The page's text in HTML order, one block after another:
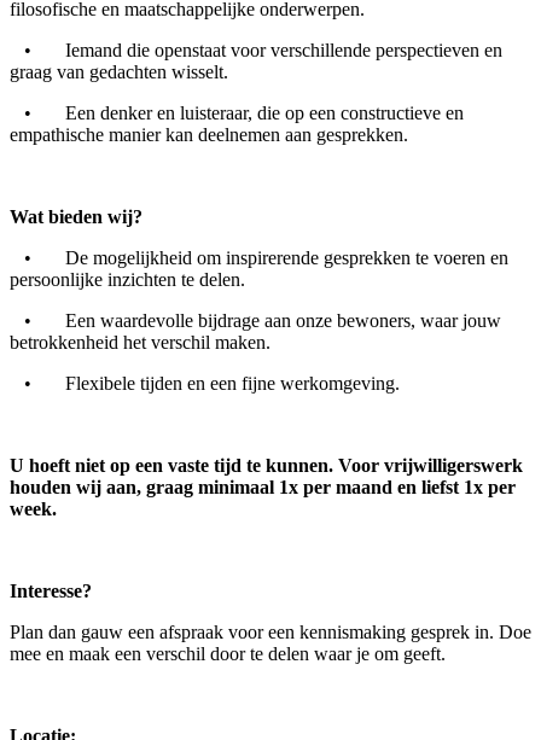
filosofische en maatschappelijke onderwerpen.
• Iemand die openstaat voor verschillende perspectieven en
graag van gedachten wisselt.
• Een denker en luisteraar, die op een constructieve en
empathische manier kan deelnemen aan gesprekken.
Wat bieden wij?
• De mogelijkheid om inspirerende gesprekken te voeren en
persoonlijke inzichten te delen.
• Een waardevolle bijdrage aan onze bewoners, waar jouw
betrokkenheid het verschil maken.
• Flexibele tijden en een fijne werkomgeving.
U hoeft niet op een vaste tijd te kunnen. Voor vrijwilligerswerk
houden wij aan, graag minimaal 1x per maand en liefst 1x per
week.
Interesse?
Plan dan gauw een afspraak voor een kennismaking gesprek in. Doe
mee en maak een verschil door te delen waar je om geeft.
Locatie: